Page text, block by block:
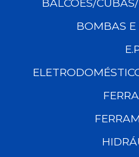
BALCÕES/
BOMBAS E